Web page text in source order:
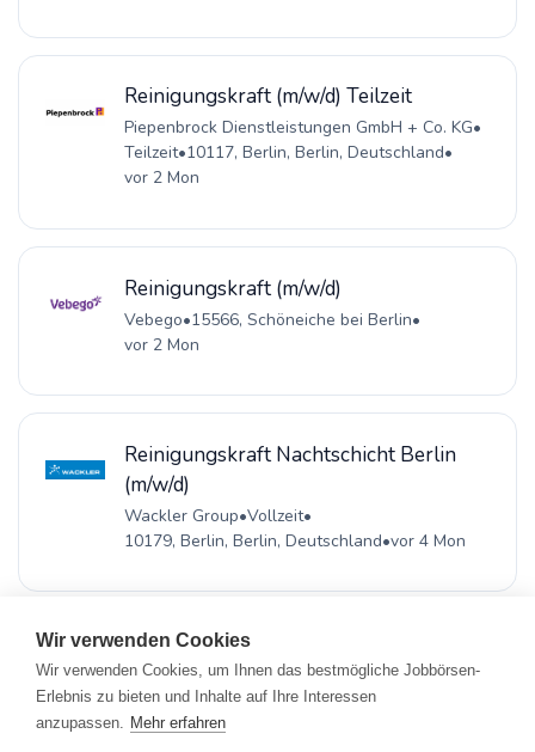
Reinigungskraft (m/w/d) Teilzeit
Piepenbrock Dienstleistungen GmbH + Co. KG•
Teilzeit•10117, Berlin, Berlin, Deutschland•
vor 2 Mon
Reinigungskraft (m/w/d)
Vebego•15566, Schöneiche bei Berlin•
vor 2 Mon
Reinigungskraft Nachtschicht Berlin
(m/w/d)
Wackler Group•Vollzeit•
10179, Berlin, Berlin, Deutschland•vor 4 Mon
Registrieren•Alle Jobs•Blog•Rahmen- und Lohntarifvertrag
Kontakt•Datenschutz
Wir verwenden Cookies
Wir verwenden Cookies, um Ihnen das bestmögliche Jobbörsen-
Erlebnis zu bieten und Inhalte auf Ihre Interessen
anzupassen. Mehr erfahren